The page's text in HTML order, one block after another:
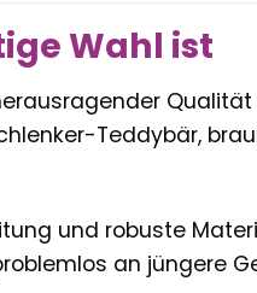
Wahl ist
Teddybär,
und robuste
an jüngere